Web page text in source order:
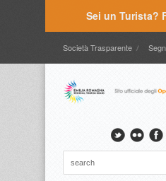
Sei un Turista?
Società Trasparente
Timbrature